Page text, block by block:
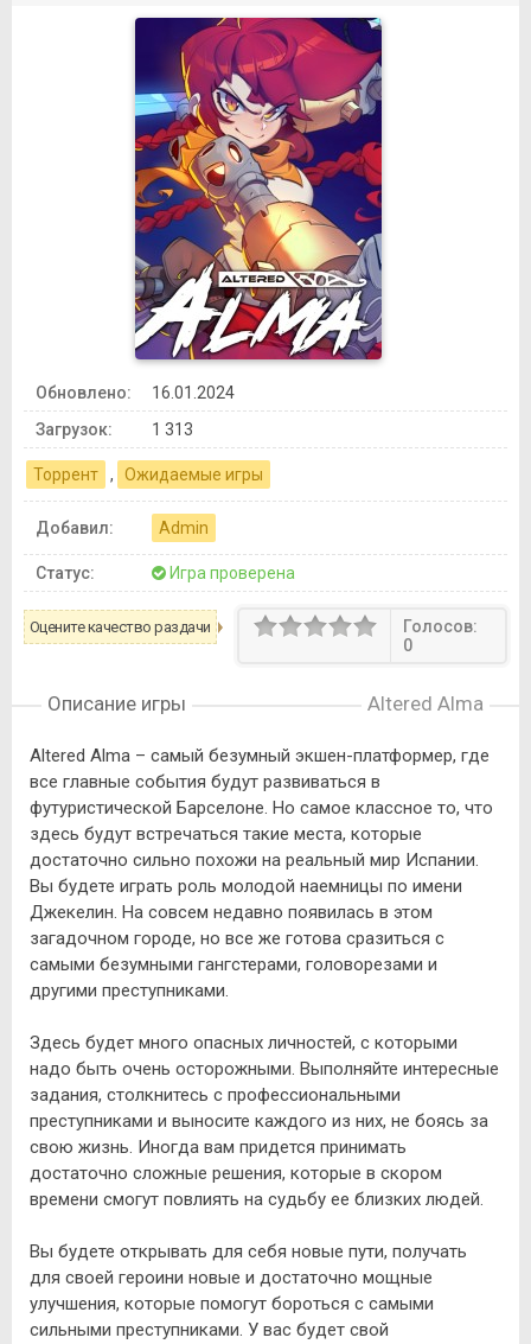
Обновлено:
16.01.2024
Загрузок:
1 313
Торрент , Ожидаемые игры
Добавил: Admin
Статус: Игра проверена
Оцените качество раздачи
Голосов:
0
Описание игры Altered Alma
Altered Alma – самый безумный экшен-платформер, где
все главные события будут развиваться в
футуристической Барселоне. Но самое классное то, что
здесь будут встречаться такие места, которые
достаточно сильно похожи на реальный мир Испании.
Вы будете играть роль молодой наемницы по имени
Джекелин. На совсем недавно появилась в этом
загадочном городе, но все же готова сразиться с
самыми безумными гангстерами, головорезами и
другими преступниками.
Здесь будет много опасных личностей, с которыми
надо быть очень осторожными. Выполняйте интересные
задания, столкнитесь с профессиональными
преступниками и выносите каждого из них, не боясь за
свою жизнь. Иногда вам придется принимать
достаточно сложные решения, которые в скором
времени смогут повлиять на судьбу ее близких людей.
Вы будете открывать для себя новые пути, получать
для своей героини новые и достаточно мощные
улучшения, которые помогут бороться с самыми
сильными преступниками. У вас будет свой